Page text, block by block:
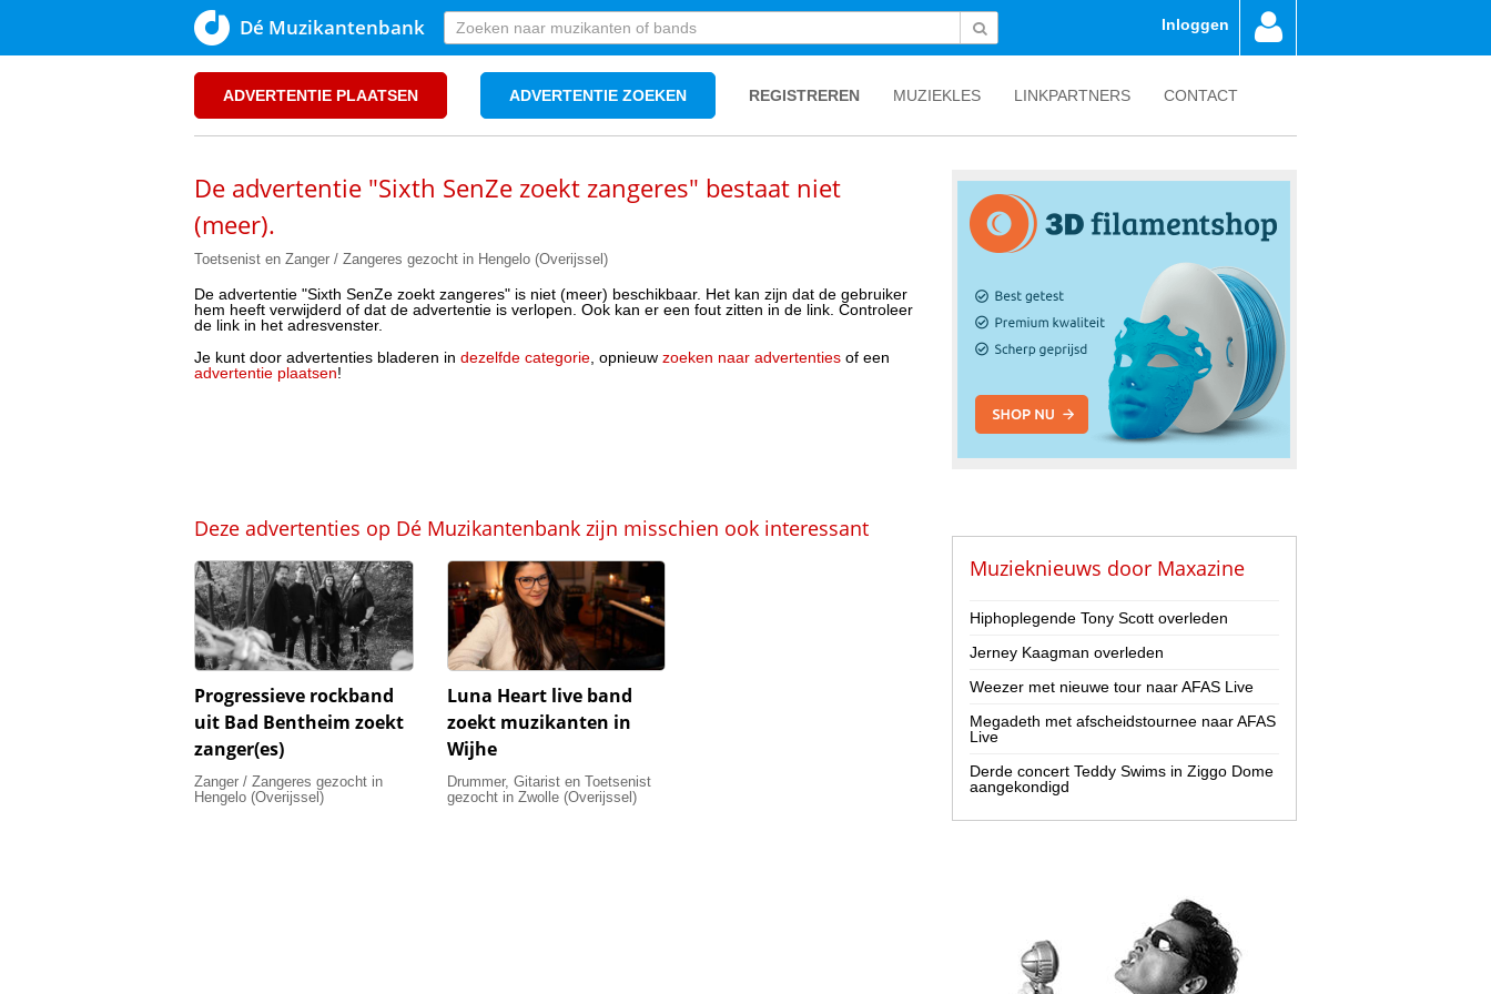
Dé Muzikantenbank Inloggen
ADVERTENTIE PLAATSEN ADVERTENTIE ZOEKEN REGISTREREN MUZIEKLES LINKPARTNERS CONTACT
De advertentie "Sixth SenZe zoekt zangeres" bestaat niet
(meer).
Toetsenist en Zanger / Zangeres gezocht in Hengelo (Overijssel)
De advertentie "Sixth SenZe zoekt zangeres" is niet (meer) beschikbaar. Het kan zijn dat de gebruiker
hem heeft verwijderd of dat de advertentie is verlopen. Ook kan er een fout zitten in de link. Controleer
de link in het adresvenster.
Je kunt door advertenties bladeren in dezelfde categorie , opnieuw zoeken naar advertenties of een
advertentie plaatsen!
Deze advertenties op Dé Muzikantenbank zijn misschien ook interessant
Progressieve rockband
uit Bad Bentheim zoekt
zanger(es)
Zanger / Zangeres gezocht in
Hengelo (Overijssel)
Luna Heart live band
zoekt muzikanten in
Wijhe
Drummer, Gitarist en Toetsenist
gezocht in Zwolle (Overijssel)
Muzieknieuws door Maxazine
Hiphoplegende Tony Scott overleden
Jerney Kaagman overleden
Weezer met nieuwe tour naar AFAS Live
Megadeth met afscheidstournee naar AFAS
Live
Derde concert Teddy Swims in Ziggo Dome
aangekondigd